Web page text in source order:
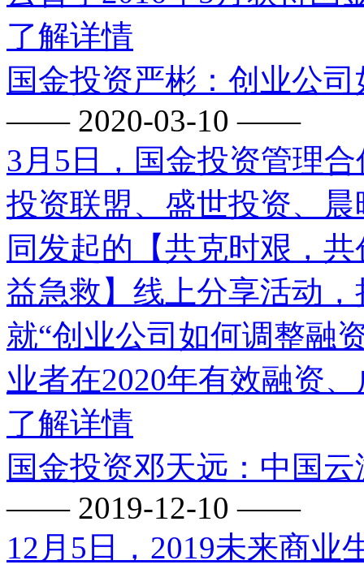
了解详情
国金投资严彬：创业公
—— 2020-03-10 ——
3月5日，国金投资管理
投资联盟、盛世投资、
同发起的【共克时艰，
益急救】线上分享活动
就“创业公司如何调整融
业者在2020年有效融资
了解详情
国金投资邓天远：中国
—— 2019-12-10 ——
12月5日，2019未来商业